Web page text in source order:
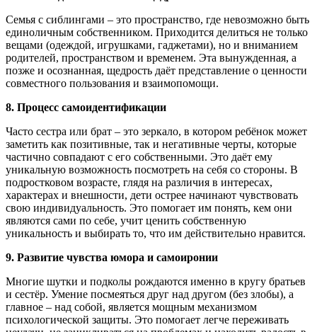
Семья с сиблингами – это пространство, где невозможно быть
единоличным собственником. Приходится делиться не только
вещами (одеждой, игрушками, гаджетами), но и вниманием
родителей, пространством и временем. Эта вынужденная, а
позже и осознанная, щедрость даёт представление о ценности
совместного пользования и взаимопомощи.
8. Процесс самоидентификации
Часто сестра или брат – это зеркало, в котором ребёнок может
заметить как позитивные, так и негативные черты, которые
частично совпадают с его собственными. Это даёт ему
уникальную возможность посмотреть на себя со стороны. В
подростковом возрасте, глядя на различия в интересах,
характерах и внешности, дети острее начинают чувствовать
свою индивидуальность. Это помогает им понять, кем они
являются сами по себе, учит ценить собственную
уникальность и выбирать то, что им действительно нравится.
9. Развитие чувства юмора и самоиронии
Многие шутки и подколы рождаются именно в кругу братьев
и сестёр. Умение посмеяться друг над другом (без злобы), а
главное – над собой, является мощным механизмом
психологической защиты. Это помогает легче переживать